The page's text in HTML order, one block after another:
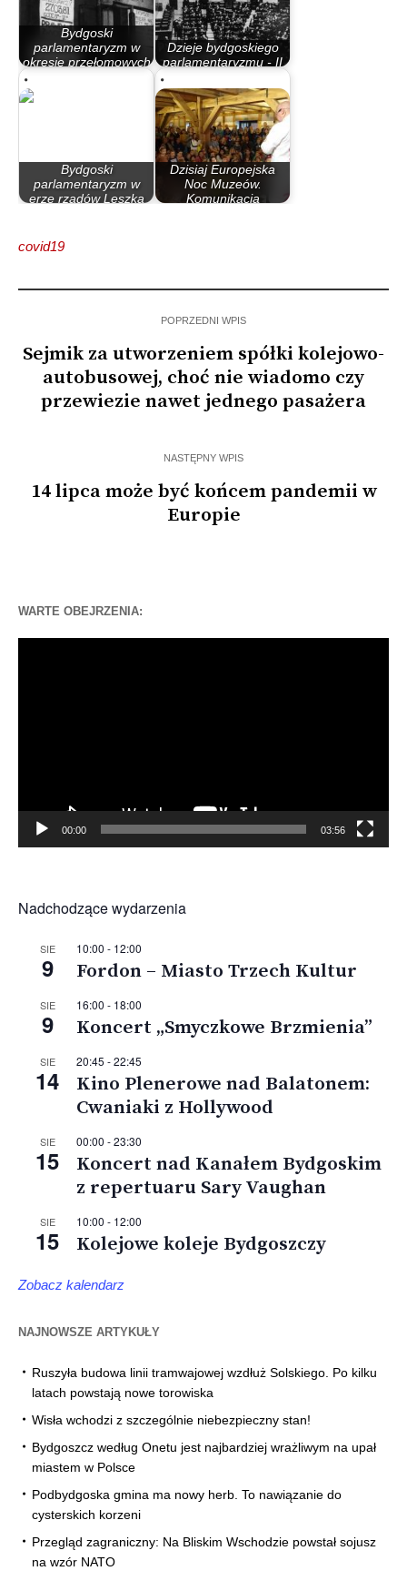
Bydgoski
parlamentaryzm w
okresie przełomowych
Dzieje bydgoskiego
parlamentaryzmu - II
Bydgoski
parlamentaryzm w
erze rządów Leszka
Dzisiaj Europejska
Noc Muzeów.
Komunikacja
covid19
POPRZEDNI WPIS
Sejmik za utworzeniem spółki kolejowo-
autobusowej, choć nie wiadomo czy
przewiezie nawet jednego pasażera
NASTĘPNY WPIS
14 lipca może być końcem pandemii w
Europie
WARTE OBEJRZENIA:
00:00 03:56
Nadchodzące wydarzenia
SIE
9
10:00 - 12:00
Fordon – Miasto Trzech Kultur
SIE
9
16:00 - 18:00
Koncert „Smyczkowe Brzmienia”
SIE
14
20:45 -22:45
Kino Plenerowe nad Balatonem:
Cwaniaki z Hollywood
SIE
15
00:00 -23:30
Koncert nad Kanałem Bydgoskim
z repertuaru Sary Vaughan
SIE
15
10:00 - 12:00
Kolejowe koleje Bydgoszczy
Zobacz kalendarz
NAJNOWSZE ARTYKUŁY
Ruszyła budowa linii tramwajowej wzdłuż Solskiego. Po kilku
latach powstają nowe torowiska
Wisła wchodzi z szczególnie niebezpieczny stan!
Bydgoszcz według Onetu jest najbardziej wrażliwym na upał
miastem w Polsce
Podbydgoska gmina ma nowy herb. To nawiązanie do
cysterskich korzeni
Przegląd zagraniczny: Na Bliskim Wschodzie powstał sojusz
na wzór NATO